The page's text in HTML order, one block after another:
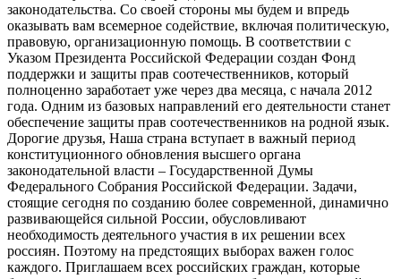
законодательства. Со своей стороны мы будем и впредь
оказывать вам всемерное содействие, включая политическую,
правовую, организационную помощь. В соответствии с
Указом Президента Российской Федерации создан Фонд
поддержки и защиты прав соотечественников, который
полноценно заработает уже через два месяца, с начала 2012
года. Одним из базовых направлений его деятельности станет
обеспечение защиты прав соотечественников на родной язык.
Дорогие друзья, Наша страна вступает в важный период
конституционного обновления высшего органа
законодательной власти – Государственной Думы
Федерального Собрания Российской Федерации. Задачи,
стоящие сегодня по созданию более современной, динамично
развивающейся сильной России, обусловливают
необходимость деятельного участия в их решении всех
россиян. Поэтому на предстоящих выборах важен голос
каждого. Приглашаем всех российских граждан, которые